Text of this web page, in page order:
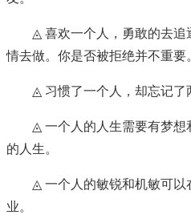
◬ 喜欢一个人，勇敢的去
情去做。你是否被拒绝并不重要
◬ 习惯了一个人，却忘记了
◬ 一个人的人生需要有梦想
的人生。
◬ 一个人的敏锐和机敏可
业。